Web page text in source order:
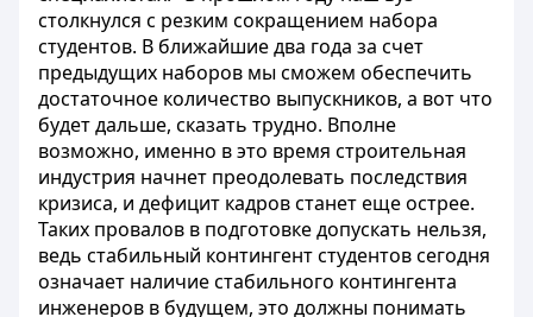
столкнулся с резким сокращением набора
студентов. В ближайшие два года за счет
предыдущих наборов мы сможем обеспечить
достаточное количество выпускников, а вот что
будет дальше, сказать трудно. Вполне
возможно, именно в это время строительная
индустрия начнет преодолевать последствия
кризиса, и дефицит кадров станет еще острее.
Таких провалов в подготовке допускать нельзя,
ведь стабильный контингент студентов сегодня
означает наличие стабильного контингента
инженеров в будущем, это должны понимать